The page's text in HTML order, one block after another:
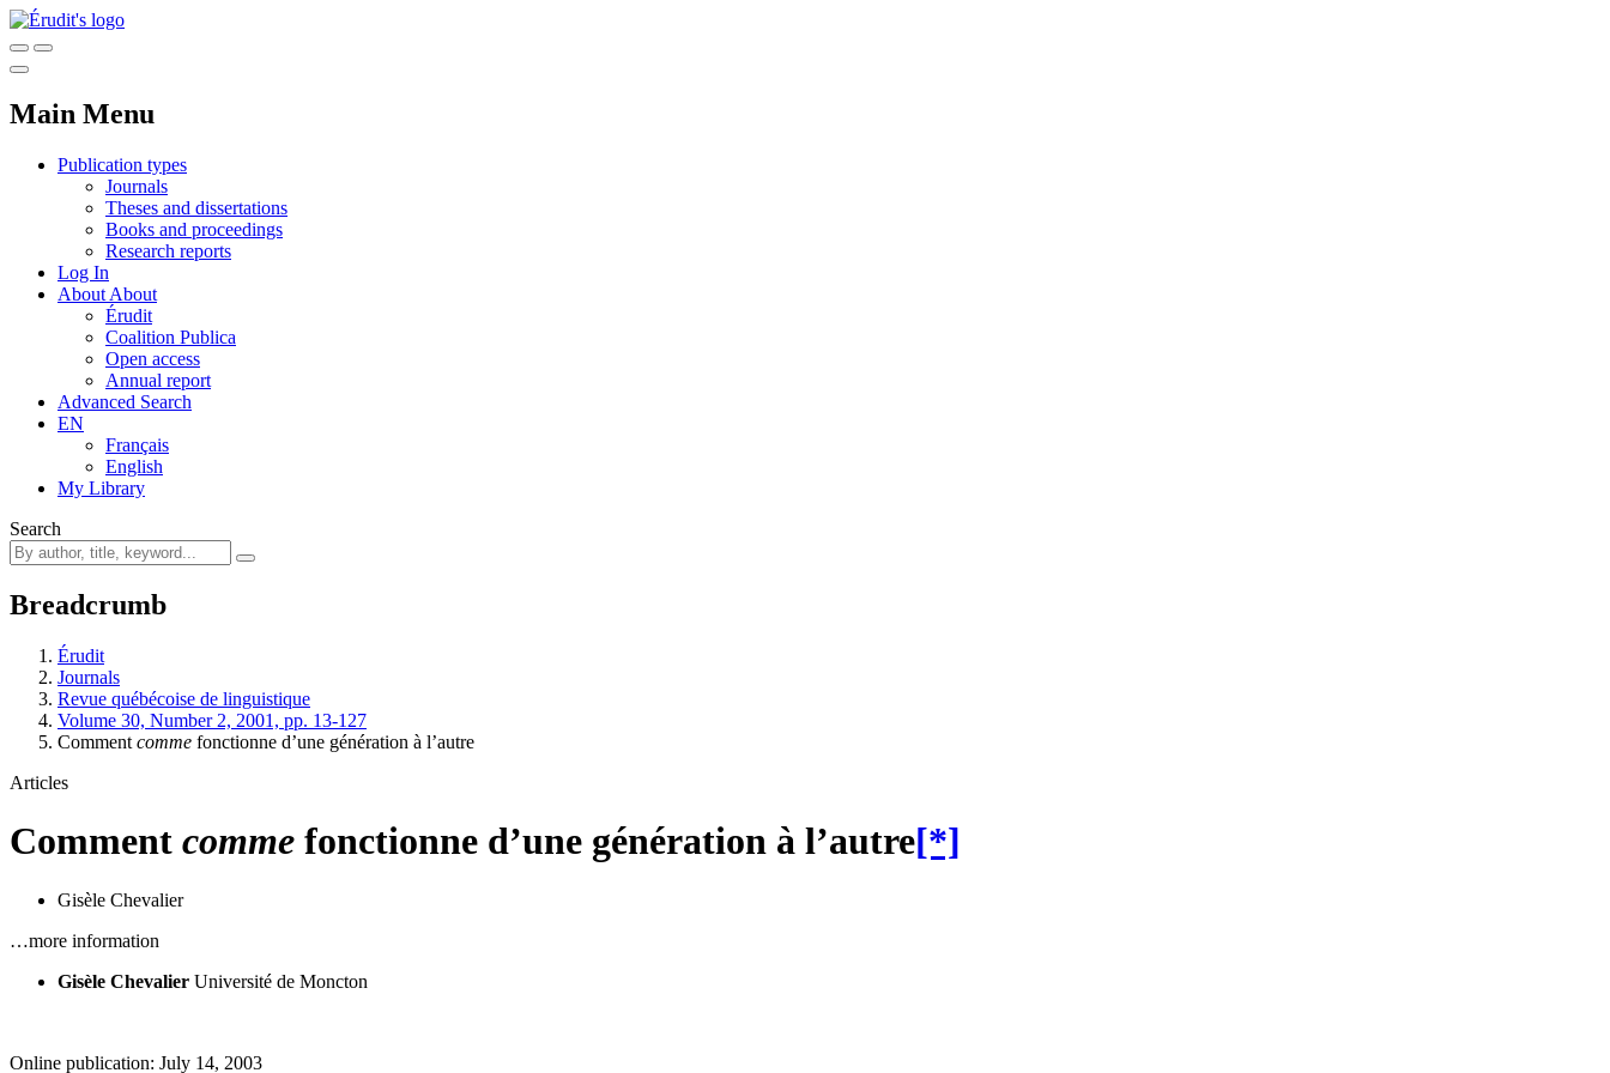
Main Menu
Publication types
Journals
Theses and dissertations
Books and proceedings
Research reports
Log In
About About
Érudit
Coalition Publica
Open access
Annual report
Advanced Search
EN
Français
English
My Library
Search
Breadcrumb
Érudit
Journals
Revue québécoise de linguistique
Volume 30, Number 2, 2001, pp. 13-127
Comment comme fonctionne d’une génération à l’autre
Articles
Comment comme fonctionne d’une génération à l’autre[*]
Gisèle Chevalier
…more information
Gisèle Chevalier Université de Moncton
Online publication: July 14, 2003